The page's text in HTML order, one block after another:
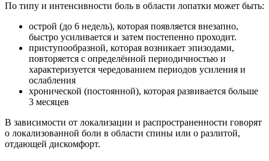
По типу и интенсивности боль в области лопатки может быть:
острой (до 6 недель), которая появляется внезапно,
быстро усиливается и затем постепенно проходит.
приступообразной, которая возникает эпизодами,
повторяется с определённой периодичностью и
характеризуется чередованием периодов усиления и
ослабления
хронической (постоянной), которая развивается больше
3 месяцев
В зависимости от локализации и распространенности говорят
о локализованной боли в области спины или о разлитой,
отдающей дискомфорт.